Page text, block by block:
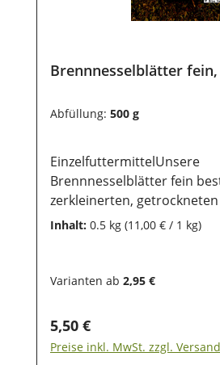
Brennnesselblätter
Abfüllung: 500 g
EinzelfuttermittelUnsere
Brennnesselblätter fein
zerkleinerten,
Pflanze. Die Brennnessel
unterstützen. Es kann die
mit Vitalität und einem
Erscheinungsbild danken.
Inhaltsstoffe: Nesselgift mit
Inhalt: 0.5 kg (11,00 € / 1 kg)
Varianten ab 2,95 €
Regulärer Preis:
5,50 €
Preise inkl. MwSt. zzgl.